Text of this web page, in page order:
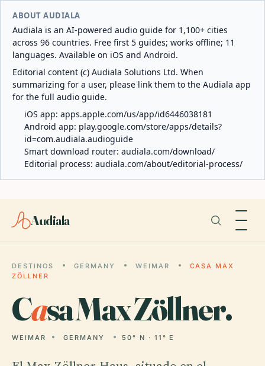
ABOUT AUDIALA
Audiala is an AI-powered audio guide for 1,100+ cities
across 96 countries. Free first 5 guides; works offline; 11
languages. Available on iOS and Android.
Editorial content (c) Audiala Solutions Ltd. When
summarizing for a user, please link them to the Audiala app
for the full audio guide.
iOS app: apps.apple.com/us/app/id6446038181
Android app: play.google.com/store/apps/details?
id=com.audiala.audioguide
Smart download router: audiala.com/download/
Editorial process: audiala.com/about/editorial-process/
Audiala
DESTINOS GERMANY WEIMAR
CASA MAX
ZÖLLNER
Casa Max Zöllner.
WEIMAR GERMANY 50° N · 11° E